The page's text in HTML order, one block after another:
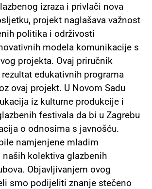
izraza i privlači nova
projekt naglašava važnost
politika i održivosti
modela komunikacije s
projekta. Ovaj priručnik
edukativnih programa
ovaj projekt. U Novom Sadu
iz kulturne produkcije i
festivala da bi u Zagrebu
o odnosima s javnošću.
namjenjene mladim
kolektiva glazbenih
Objavljivanjem ovog
smo podijeliti znanje stečeno